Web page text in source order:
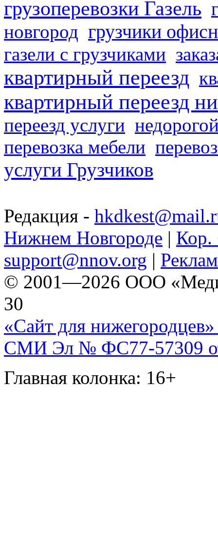
грузоперевозки Газель
новгород грузчики
газели с грузчиками
квартирный переезд
квартирный переезд
переезд услуги
перевозка мебели
услуги Грузчиков
Редакция -
Нижнем Новгороде | Кор.
support@nnov.org |
© 2001—2026 ООО
30
«Сайт для нижегородцев»
СМИ Эл № ФС77-57309
Главная колонка: 16+